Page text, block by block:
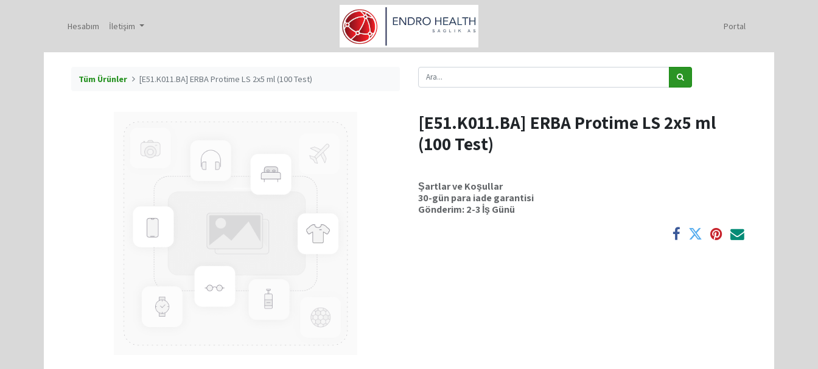
Portal
Hesabım İletişim
Tüm Ürünler [E51.K011.BA] ERBA Protime LS 2x5 ml (100 Test)
[E51.K011.BA] ERBA Protime LS 2x5 ml
(100 Test)
Şartlar ve Koşullar
30-gün para iade garantisi
Gönderim: 2-3 İş Günü